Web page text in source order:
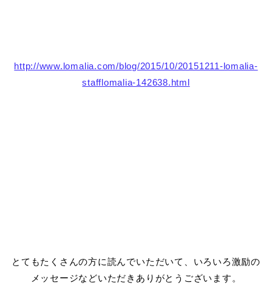
http://www.lomalia.com/blog/2015/10/20151211-lomalia-
stafflomalia-142638.html
とてもたくさんの方に読んでいただいて、いろいろ激励の
メッセージなどいただきありがとうございます。